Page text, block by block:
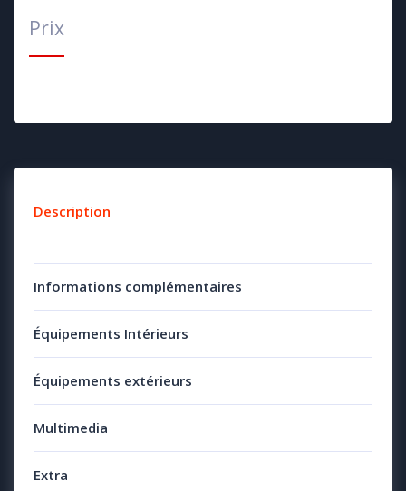
Prix
Description
Informations complémentaires
Équipements Intérieurs
Équipements extérieurs
Multimedia
Extra